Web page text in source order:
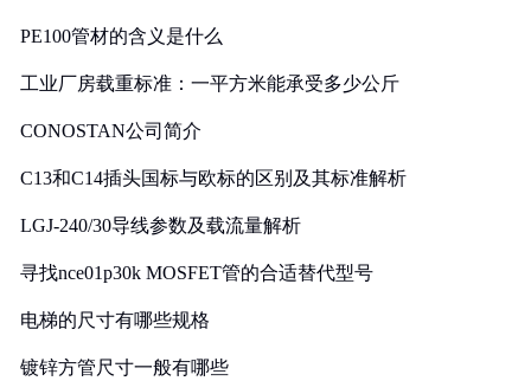
PE100管材的含义是什么
工业厂房载重标准：一平方米能承受多少公斤
CONOSTAN公司简介
C13和C14插头国标与欧标的区别及其标准解析
LGJ-240/30导线参数及载流量解析
寻找nce01p30k MOSFET管的合适替代型号
电梯的尺寸有哪些规格
镀锌方管尺寸一般有哪些